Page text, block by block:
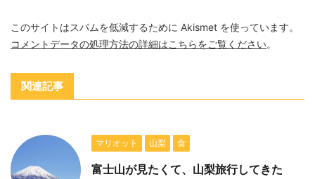
このサイトはスパムを低減するために Akismet を使っています。
コメントデータの処理方法の詳細はこちらをご覧ください。
関連記事
マリオット 山梨 食
富士山が見たくて、山梨旅行してきた